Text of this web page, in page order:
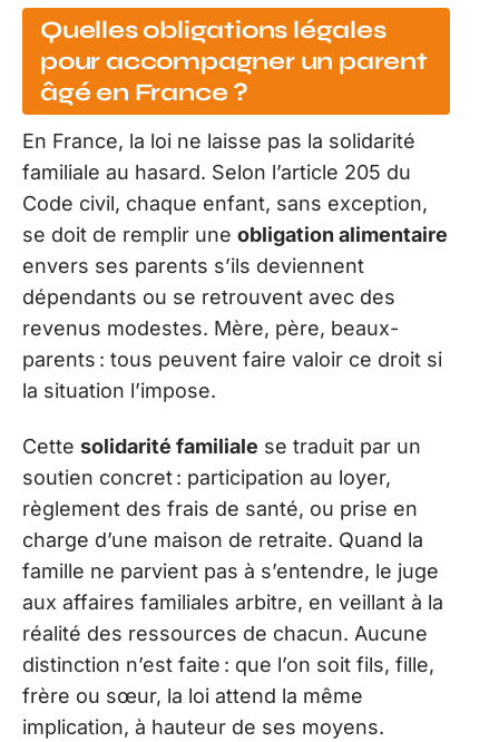
Quelles obligations légales
pour accompagner un parent
âgé en France ?
En France, la loi ne laisse pas la solidarité
familiale au hasard. Selon l’article 205 du
Code civil, chaque enfant, sans exception,
se doit de remplir une obligation alimentaire
envers ses parents s’ils deviennent
dépendants ou se retrouvent avec des
revenus modestes. Mère, père, beaux-
parents : tous peuvent faire valoir ce droit si
la situation l’impose.
Cette solidarité familiale se traduit par un
soutien concret : participation au loyer,
règlement des frais de santé, ou prise en
charge d’une maison de retraite. Quand la
famille ne parvient pas à s’entendre, le juge
aux affaires familiales arbitre, en veillant à la
réalité des ressources de chacun. Aucune
distinction n’est faite : que l’on soit fils, fille,
frère ou sœur, la loi attend la même
implication, à hauteur de ses moyens.